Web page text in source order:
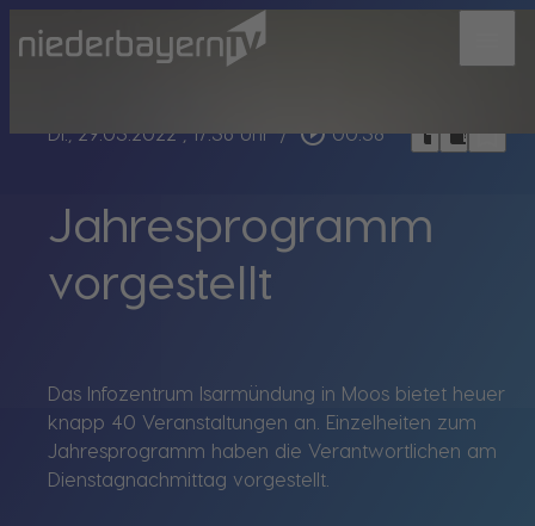
Di., 29.03.2022, 17:36 Uhr / play_circle_outline 00:38 headphoneschrome_reader_modebookmark_border
Jahresprogramm
vorgestellt
Das Infozentrum Isarmündung in Moos bietet heuer
knapp 40 Veranstaltungen an. Einzelheiten zum
Jahresprogramm haben die Verantwortlichen am
Dienstagnachmittag vorgestellt.